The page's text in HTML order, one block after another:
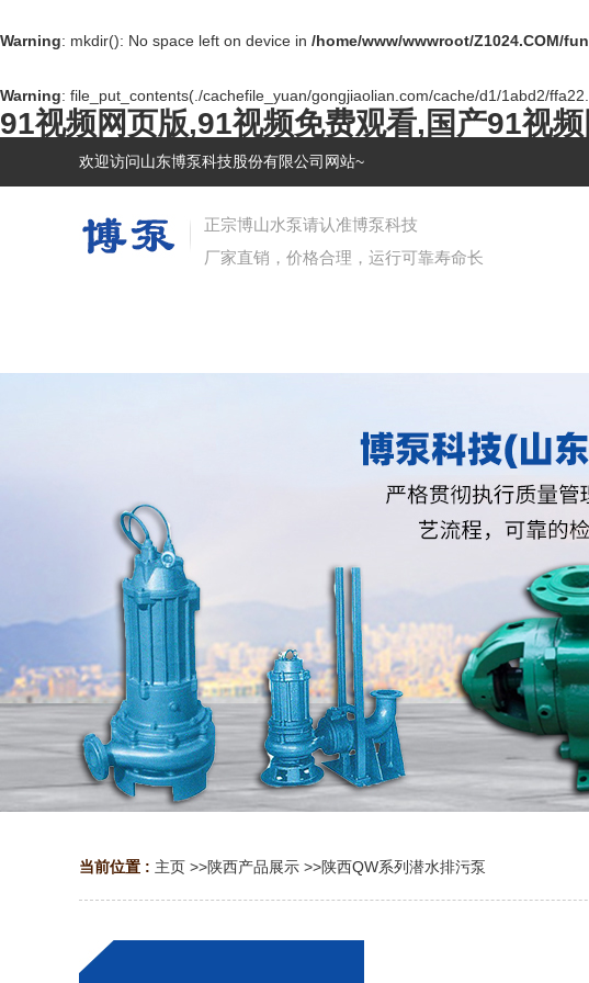
Warning: mkdir(): No space left on device in /home/www/wwwroot/Z1024.COM/
Warning: file_put_contents(./cachefile_yuan/gongjiaolian.com/cache/d1/1abd2/
91视频网页版,91视频免费观看,国产91视
欢迎访问山东博泵科技股份有限公司网站~
正宗博山水泵请认准博泵科技
厂家直销，价格合理，运行可靠寿命长
当前位置 : 主页 >>陕西产品展示 >>陕西QW系列潜水排污泵